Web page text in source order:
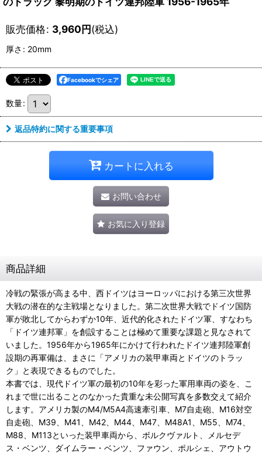
販売価格: 3,960円(税込)
厚さ : 20mm
Facebookでシェア
数量:
返品特約に関する重要事項
カートに入れる
お問い合わせ
お気に入り登録
商品詳細
冷戦の緊張が高まる中、西ドイツはヨーロッパにおける第三次世界
大戦の潜在的な主戦場となりました。第二次世界大戦でドイツ国防
軍が敗北してからわずか10年、近代的化されたドイツ軍、すなわち
「ドイツ連邦軍」を創設することは極めて重要な課題と見なされて
いました。1956年から1965年にかけて行われたドイツ連邦陸軍創
設期の再軍備は、まさに「アメリカの装甲車両とドイツのトラッ
ク」と表現できるものでした。
本書では、現代ドイツ軍の最初の10年を彩った軍用車両の姿を、こ
れまで世に出ることのなかった貴重な未公開写真を多数交えて紹介
します。アメリカ製のM4/M5A4高速牽引車、M7自走砲、M16対空
自走砲、M39、M41、M42、M44、M47、M48A1、M55、M74、
M88、M113といった装甲車両から、ボルクヴァルト、メルセデ
ス・ベンツ、ダイムラー・ベンツ、ファウン、ポルシェ、アウトウ